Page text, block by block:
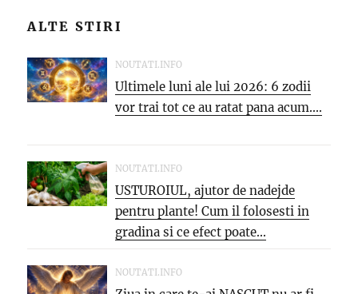
ALTE STIRI
NOUTATI.INFO
Ultimele luni ale lui 2026: 6 zodii
vor trai tot ce au ratat pana acum....
NOUTATI.INFO
USTUROIUL, ajutor de nadejde
pentru plante! Cum il folosesti in
gradina si ce efect poate...
NOUTATI.INFO